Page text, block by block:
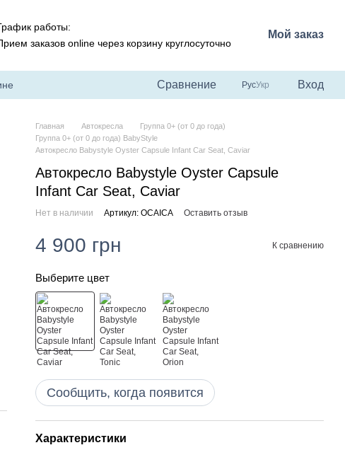
работы:
заказов online через корзину круглосуточно
Мой заказ
Сравнение РусУкр Вход
Главная Автокресла
Группа 0+ (от 0 до года)
Группа 0+ (от 0 до года) BabyStyle
Автокресло Babystyle Oyster Capsule Infant Car Seat, Caviar
Автокресло Babystyle Oyster Capsule
Infant Car Seat, Caviar
Нет в наличии Артикул: OCAICA Оставить отзыв
4 900 грн К сравнению
Выберите цвет
Сообщить, когда появится
Характеристики